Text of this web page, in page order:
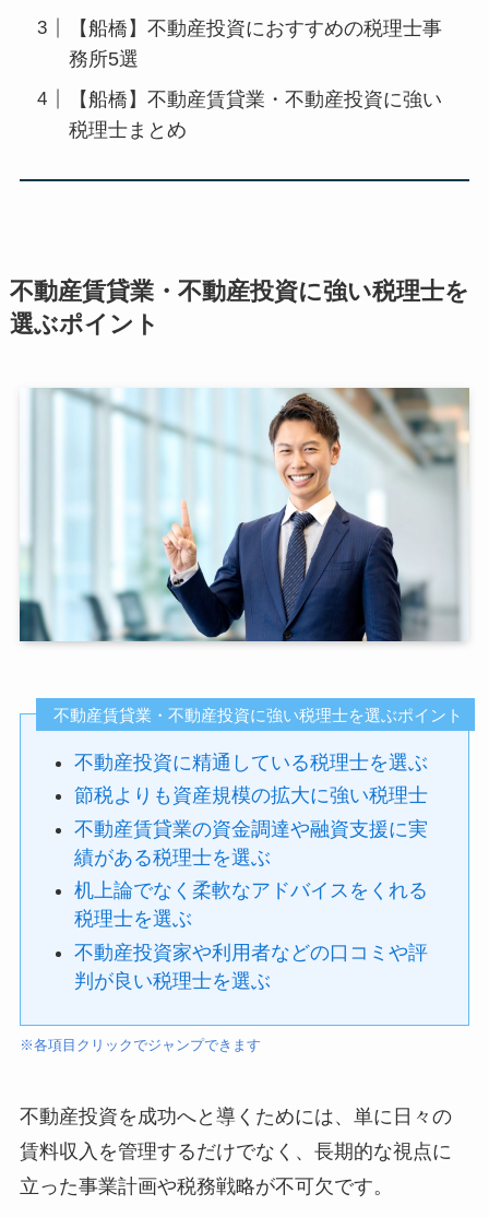
【船橋】不動産投資におすすめの税理士事
務所5選
【船橋】不動産賃貸業・不動産投資に強い
税理士まとめ
不動産賃貸業・不動産投資に強い税理士を
選ぶポイント
不動産賃貸業・不動産投資に強い税理士を選ぶポイント
不動産投資に精通している税理士を選ぶ
節税よりも資産規模の拡大に強い税理士
不動産賃貸業の資金調達や融資支援に実
績がある税理士を選ぶ
机上論でなく柔軟なアドバイスをくれる
税理士を選ぶ
不動産投資家や利用者などの口コミや評
判が良い税理士を選ぶ
※各項目クリックでジャンプできます
不動産投資を成功へと導くためには、単に日々の
賃料収入を管理するだけでなく、長期的な視点に
立った事業計画や税務戦略が不可欠です。